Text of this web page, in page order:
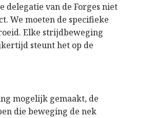
delegatie van de Forges niet
We moeten de specifieke
Elke strijdbeweging
steunt het op de
mogelijk gemaakt, de
die beweging de nek